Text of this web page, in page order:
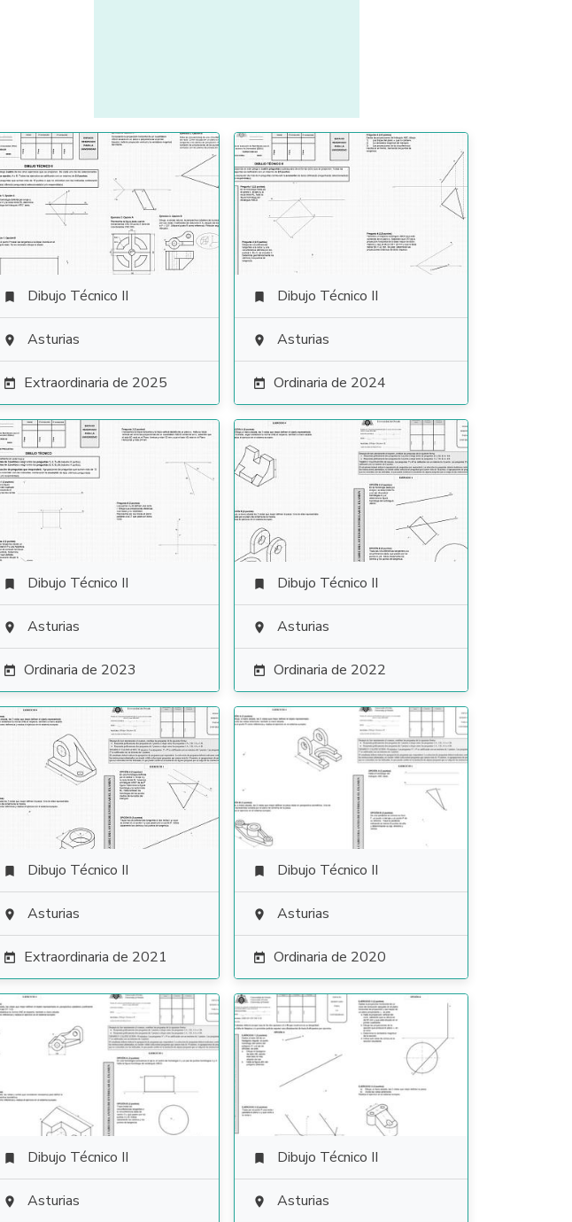
 Dibujo Técnico II
 Asturias
 Extraordinaria de 2025
 Dibujo Técnico II
 Asturias
 Ordinaria de 2024
 Dibujo Técnico II
 Asturias
 Ordinaria de 2023
 Dibujo Técnico II
 Asturias
 Ordinaria de 2022
 Dibujo Técnico II
 Asturias
 Extraordinaria de 2021
 Dibujo Técnico II
 Asturias
 Ordinaria de 2020
 Dibujo Técnico II
 Asturias
 Dibujo Técnico II
 Asturias